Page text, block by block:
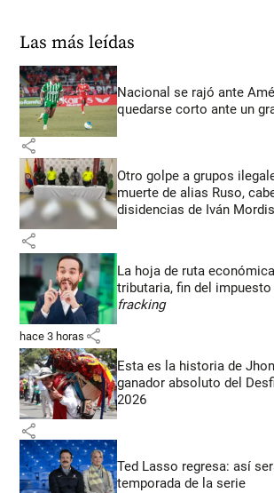
Las más leídas
Nacional se rajó ante
quedarse corto ante un
share
Otro golpe a grupos
muerte de alias Ruso,
disidencias de Iván
share
La hoja de ruta
tributaria, fin del
fracking
hace 3 horas share
Esta es la historia de
ganador absoluto del
2026
share
Ted Lasso regresa: así
temporada de la serie